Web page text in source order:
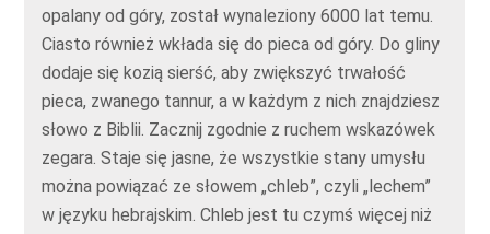
opalany od góry, został wynaleziony 6000 lat temu.
Ciasto również wkłada się do pieca od góry. Do gliny
dodaje się kozią sierść, aby zwiększyć trwałość
pieca, zwanego tannur, a w każdym z nich znajdziesz
słowo z Biblii. Zacznij zgodnie z ruchem wskazówek
zegara. Staje się jasne, że wszystkie stany umysłu
można powiązać ze słowem „chleb”, czyli „lechem”
w języku hebrajskim. Chleb jest tu czymś więcej niż